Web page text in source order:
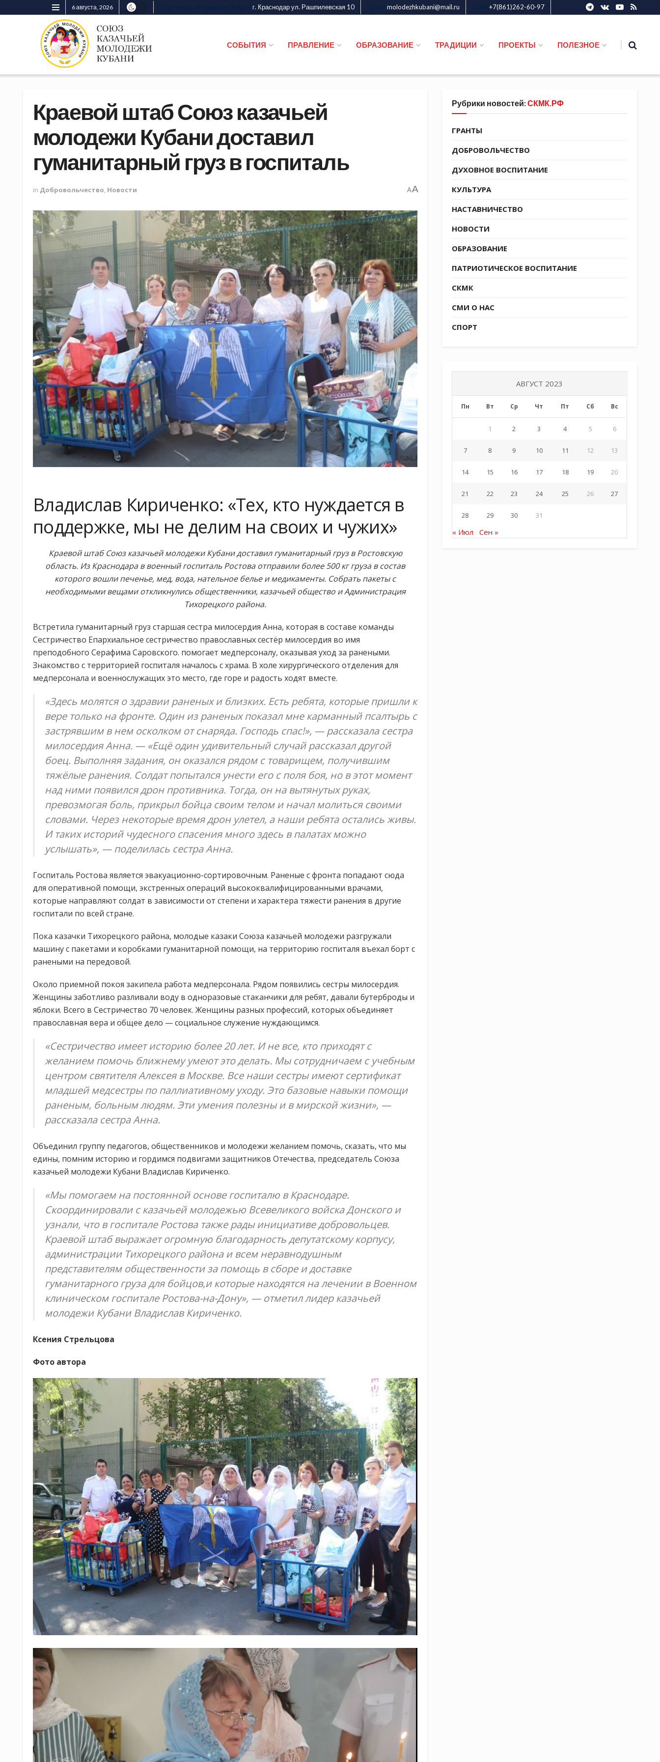
6 августа, 2026 г. Краснодар ул. Рашпилевская 10 molodezhkubani@mail.ru +7(861)262-60-97
СОБЫТИЯ ПРАВЛЕНИЕ ОБРАЗОВАНИЕ ТРАДИЦИИ ПРОЕКТЫ ПОЛЕЗНОЕ
Краевой штаб Союз казачьей
молодежи Кубани доставил
гуманитарный груз в госпиталь
in Добровольчество Новости AA
Владислав Кириченко: «Тех, кто нуждается в
поддержке, мы не делим на своих и чужих»
Краевой штаб Союз казачьей молодежи Кубани доставил гуманитарный груз в Ростовскую
область. Из Краснодара в военный госпиталь Ростова отправили более 500 кг груза в состав
которого вошли печенье, мед, вода, нательное белье и медикаменты. Собрать пакеты с
необходимыми вещами откликнулись общественники, казачьей общество и Администрация
Тихорецкого района.
Встретила гуманитарный груз старшая сестра милосердия Анна, которая в составе команды
Сестричество Епархиальное сестричество православных сестёр милосердия во имя
преподобного Серафима Саровского. помогает медперсоналу, оказывая уход за ранеными.
Знакомство с территорией госпиталя началось с храма. В холе хирургического отделения для
медперсонала и военнослужащих это место, где горе и радость ходят вместе.
«Здесь молятся о здравии раненых и близких. Есть ребята, которые пришли к
вере только на фронте. Один из раненых показал мне карманный псалтырь с
застрявшим в нем осколком от снаряда. Господь спас!», — рассказала сестра
милосердия Анна. — «Ещё один удивительный случай рассказал другой
боец. Выполняя задания, он оказался рядом с товарищем, получившим
тяжёлые ранения. Солдат попытался унести его с поля боя, но в этот момент
над ними появился дрон противника. Тогда, он на вытянутых руках,
превозмогая боль, прикрыл бойца своим телом и начал молиться своими
словами. Через некоторые время дрон улетел, а наши ребята остались живы.
И таких историй чудесного спасения много здесь в палатах можно
услышать», — поделилась сестра Анна.
Госпиталь Ростова является эвакуационно-сортировочным. Раненые с фронта попадают сюда
для оперативной помощи, экстренных операций высококвалифицированными врачами,
которые направляют солдат в зависимости от степени и характера тяжести ранения в другие
госпитали по всей стране.
Пока казачки Тихорецкого района, молодые казаки Союза казачьей молодежи разгружали
машину с пакетами и коробками гуманитарной помощи, на территорию госпиталя въехал борт с
ранеными на передовой.
Около приемной покоя закипела работа медперсонала. Рядом появились сестры милосердия.
Женщины заботливо разливали воду в одноразовые стаканчики для ребят, давали бутерброды и
яблоки. Всего в Сестричество 70 человек. Женщины разных профессий, которых объединяет
православная вера и общее дело — социальное служение нуждающимся.
«Сестричество имеет историю более 20 лет. И не все, кто приходят с
желанием помочь ближнему умеют это делать. Мы сотрудничаем с учебным
центром святителя Алексея в Москве. Все наши сестры имеют сертификат
младшей медсестры по паллиативному уходу. Это базовые навыки помощи
раненым, больным людям. Эти умения полезны и в мирской жизни», —
рассказала сестра Анна.
Объединил группу педагогов, общественников и молодежи желанием помочь, сказать, что мы
едины, помним историю и гордимся подвигами защитников Отечества, председатель Союза
казачьей молодежи Кубани Владислав Кириченко.
«Мы помогаем на постоянной основе госпиталю в Краснодаре.
Скоординировали с казачьей молодежью Всевеликого войска Донского и
узнали, что в госпитале Ростова также рады инициативе добровольцев.
Краевой штаб выражает огромную благодарность депутатскому корпусу,
администрации Тихорецкого района и всем неравнодушным
представителям общественности за помощь в сборе и доставке
гуманитарного груза для бойцов,и которые находятся на лечении в Военном
клиническом госпитале Ростова-на-Дону», — отметил лидер казачьей
молодежи Кубани Владислав Кириченко.
Ксения Стрельцова
Фото автора
Рубрики новостей:СКМК.РФ
ГРАНТЫ
ДОБРОВОЛЬЧЕСТВО
ДУХОВНОЕ ВОСПИТАНИЕ
КУЛЬТУРА
НАСТАВНИЧЕСТВО
НОВОСТИ
ОБРАЗОВАНИЕ
ПАТРИОТИЧЕСКОЕ ВОСПИТАНИЕ
СКМК
СМИ О НАС
СПОРТ
АВГУСТ 2023
Пн Вт Ср Чт Пт Сб Вс
1 2 3 4 5 6
7 8 9 10 11 12 13
14 15 16 17 18 19 20
21 22 23 24 25 26 27
28 29 30 31
« Июл Сен »